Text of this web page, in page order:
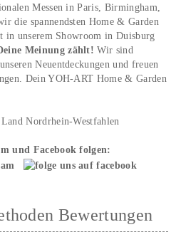
Messen in Paris, Birmingham,
die spannendsten Home & Garden
in unserem Showroom in Duisburg
Meinung zählt!Wir sind
Neuentdeckungen und freuen
Dein YOH‑ART Home & Garden
Nordrhein-Westfahlen
und Facebook folgen:
Bewertungen